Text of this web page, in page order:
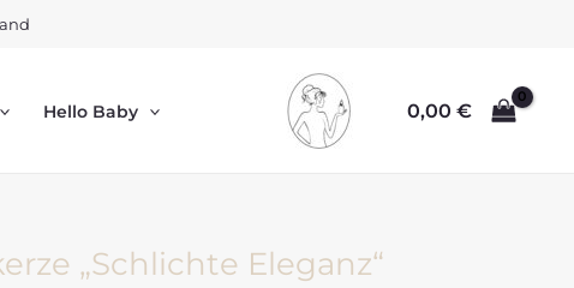
Hello Baby 0,00 €
„Schlichte Eleganz“